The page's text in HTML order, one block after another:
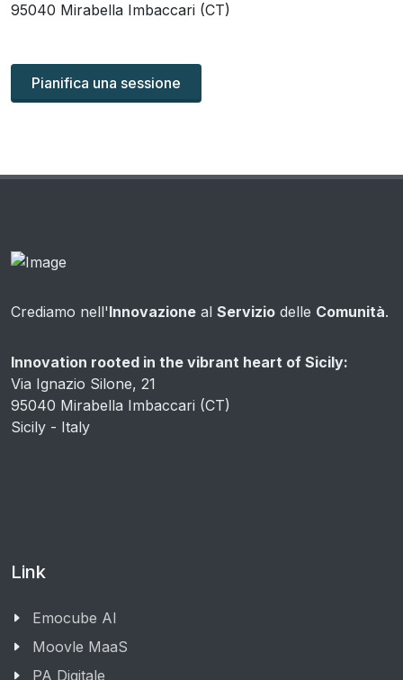
95040 Mirabella Imbaccari (CT)
Pianifica una sessione
Crediamo nell'Innovazione al Servizio delle Comunità.
Innovation rooted in the vibrant heart of Sicily:
Via Ignazio Silone, 21
95040 Mirabella Imbaccari (CT)
Sicily - Italy
Link
Emocube AI
Moovle MaaS
PA Digitale